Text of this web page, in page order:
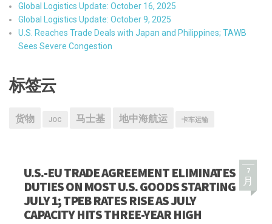
Global Logistics Update: October 16, 2025
Global Logistics Update: October 9, 2025
U.S. Reaches Trade Deals with Japan and Philippines; TAWB
Sees Severe Congestion
标签云
货物 JOC 马士基 地中海航运 卡车运输
7
月
U.S.-EU TRADE AGREEMENT ELIMINATES
DUTIES ON MOST U.S. GOODS STARTING
JULY 1; TPEB RATES RISE AS JULY
CAPACITY HITS THREE-YEAR HIGH